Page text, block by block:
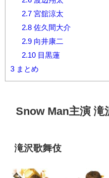
2.7宮舘涼太
2.8佐久間大介
2.9向井康二
2.10目黒蓮
3 まとめ
Snow Man主演 滝
滝沢歌舞伎